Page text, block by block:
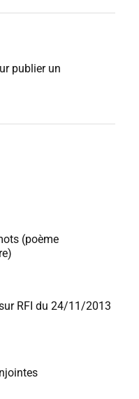
publier un
(poème
RFI du 24/11/2013